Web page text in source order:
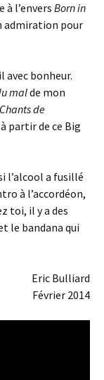
l’envers Born in
admiration pour
avec bonheur.
malde mon
de
partir de ce Big
l’alcool a fusillé
à l’accordéon,
toi, il y a des
le bandana qui
Eric Bulliard
Février 2014